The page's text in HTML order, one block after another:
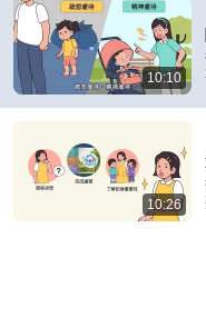
Terminal 6-yr-old
cried for 10 minutes
Untold Human
10:10
10:26